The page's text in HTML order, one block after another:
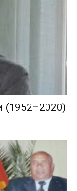
(1952–2020)